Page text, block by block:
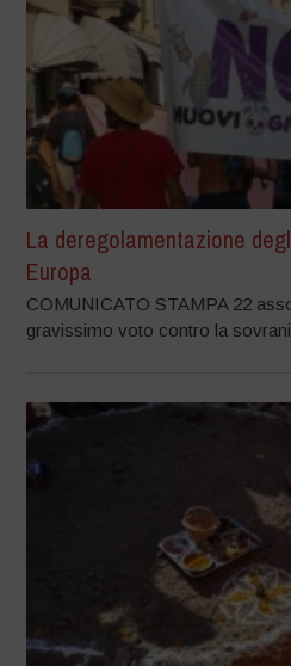
La deregolamentazione
Europa
COMUNICATO STAMPA 22
gravissimo voto contro la